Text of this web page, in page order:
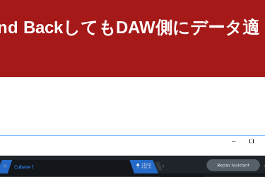
BackしてもDAW側にデータ適